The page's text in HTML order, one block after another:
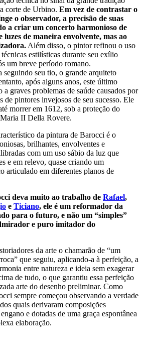
corte de Urbino. Em vez de contrastar o
o observador, a precisão de suas
a criar um concerto harmonioso de
luzes de maneira envolvente, mas ao
Além disso, o pintor refinou o uso
estilísticas durante seu exílio
um breve período romano.
seguindo seu tio, o grande arquiteto
após alguns anos, este último
graves problemas de saúde causados por
de pintores invejosos de seu sucesso. Ele
morrer em 1612, sob a proteção do
II Della Rovere.
da pintura de Barocci é o
brilhantes, envolventes e
com um uso sábio da luz que
e em relevo, quase criando um
articulado em diferentes planos de
deva muito ao trabalho de Rafael,
e Ticiano, ele é um reformador da
para o futuro, e não um “simples”
e puro imitador do
da arte o chamarão de “um
que seguiu, aplicando-a à perfeição, a
entre natureza e ideia sem exagerar
de tudo, o que garantiu essa perfeição
arte do desenho preliminar. Como
sempre começou observando a verdade
quais derivaram composições
e dotadas de uma graça espontânea
elaboração.